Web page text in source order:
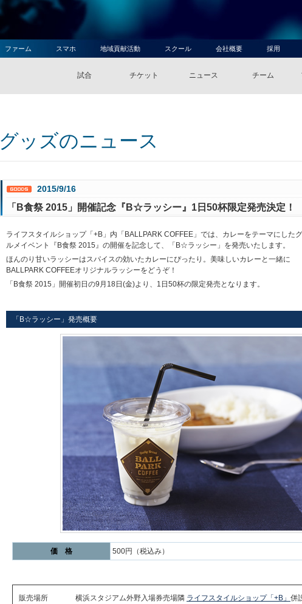
採用
会社概要
スクール
地域貢献活動
スマホ
ファーム
チーム
ニュース
チケット
試合
グッズのニュース
2015/9/16
「B食祭 2015」開催記念『B☆ラッシー』1日50杯限定発売決定！
ライフスタイルショップ「+B」内「BALLPARK COFFEE」では、カレーをテーマにしたグ
ルメイベント『B食祭 2015』の開催を記念して、「B☆ラッシー」を発売いたします。
ほんのり甘いラッシーはスパイスの効いたカレーにぴったり。美味しいカレーと一緒に
BALLPARK COFFEEオリジナルラッシーをどうぞ！
「B食祭 2015」開催初日の9月18日(金)より、1日50杯の限定発売となります。
「B☆ラッシー」発売概要
価 格 500円（税込み）
販売場所 横浜スタジアム外野入場券売場隣 ライフスタイルショップ「+B」 併